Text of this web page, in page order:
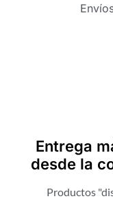
Entrega
desde la
Productos